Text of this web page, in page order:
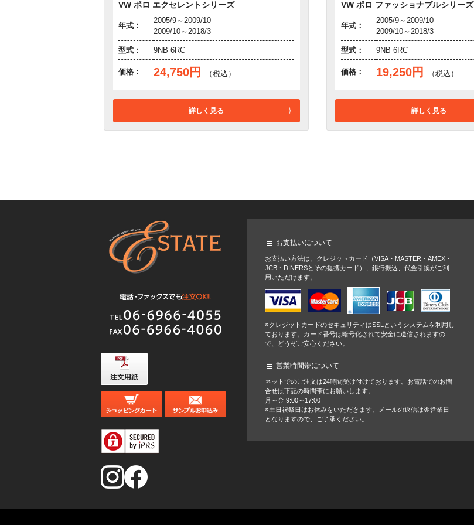
VW ポロ エクセレントシリーズ
年式：
2005/9～2009/10
2009/10～2018/3
型式： 9NB 6RC
価格： 24,750円 （税込）
詳しく見る
VW ポロ ファッショナブルシリーズ
年式：
2005/9～2009/10
2009/10～2018/3
型式： 9NB 6RC
価格： 19,250円 （税込）
詳しく見る
お支払いについて
お支払い方法は、クレジットカード（VISA・MASTER・AMEX・
JCB・DINERSとその提携カード）、銀行振込、代金引換がご利
用いただけます。
※クレジットカードのセキュリティはSSLというシステムを利用し
ております。カード番号は暗号化されて安全に送信されますの
で、どうぞご安心ください。
営業時間帯について
ネットでのご注文は24時間受け付けております。お電話でのお問
合せは下記の時間帯にお願いします。
月～金 9:00～17:00
※土日祝祭日はお休みをいただきます。メールの返信は翌営業日
となりますので、ご了承ください。